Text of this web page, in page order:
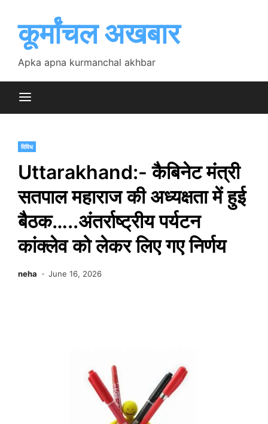
contentकूर्मांचल अखबार
Apka apna kurmanchal akhbar
विविध
Uttarakhand:- कैबिनेट मंत्री
सतपाल महाराज की अध्यक्षता में हुई
बैठक…..अंतर्राष्ट्रीय पर्यटन
कांक्लेव को लेकर लिए गए निर्णय
neha June 16, 2026